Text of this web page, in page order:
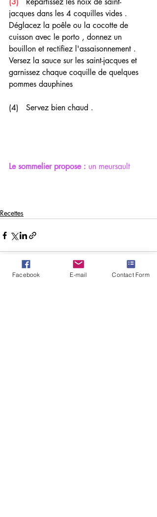
jacques dans les 4 coquilles vides .
Déglacez la poêle ou la cocotte de
cuisson avec le porto , donnez un
bouillon et rectifiez l'assaisonnement .
Versez la sauce sur les saint-jacques et
garnissez chaque coquille de quelques
pommes dauphines
(4)   Servez bien chaud .
Le sommelier propose : un meursault
Recettes
Facebook E-mail Contact Form